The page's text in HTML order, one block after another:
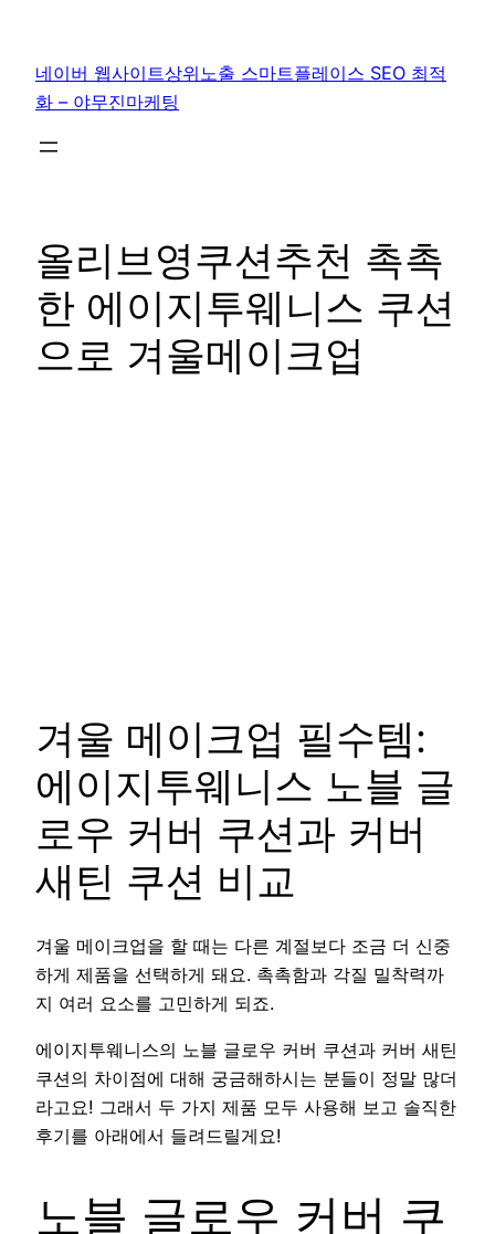
네이버 웹사이트상위노출 스마트플레이스 SEO 최적
화 – 야무진마케팅
올리브영쿠션추천 촉촉
한 에이지투웨니스 쿠션
으로 겨울메이크업
겨울 메이크업 필수템:
에이지투웨니스 노블 글
로우 커버 쿠션과 커버
새틴 쿠션 비교
겨울 메이크업을 할 때는 다른 계절보다 조금 더 신중
하게 제품을 선택하게 돼요. 촉촉함과 각질 밀착력까
지 여러 요소를 고민하게 되죠.
에이지투웨니스의 노블 글로우 커버 쿠션과 커버 새틴
쿠션의 차이점에 대해 궁금해하시는 분들이 정말 많더
라고요! 그래서 두 가지 제품 모두 사용해 보고 솔직한
후기를 아래에서 들려드릴게요!
노블 글로우 커버 쿠